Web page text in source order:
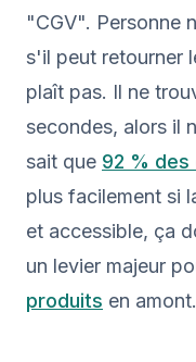
"CGV". Personne
s'il peut retourner
plaît pas. Il ne
secondes, alors il
sait que 92 %
plus facilement si
et accessible, ça
un levier majeur
produits en amont.